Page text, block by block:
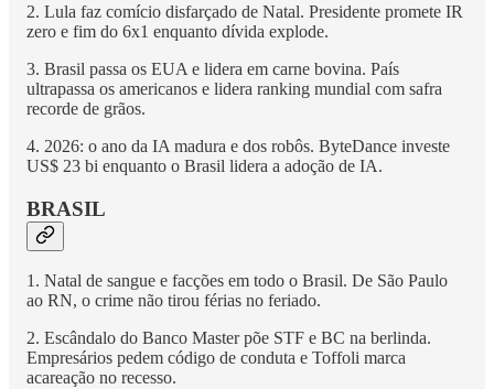
2. Lula faz comício disfarçado de Natal. Presidente promete IR
zero e fim do 6x1 enquanto dívida explode.
3. Brasil passa os EUA e lidera em carne bovina. País
ultrapassa os americanos e lidera ranking mundial com safra
recorde de grãos.
4. 2026: o ano da IA madura e dos robôs. ByteDance investe
US$ 23 bi enquanto o Brasil lidera a adoção de IA.
BRASIL
1. Natal de sangue e facções em todo o Brasil. De São Paulo
ao RN, o crime não tirou férias no feriado.
2. Escândalo do Banco Master põe STF e BC na berlinda.
Empresários pedem código de conduta e Toffoli marca
acareação no recesso.